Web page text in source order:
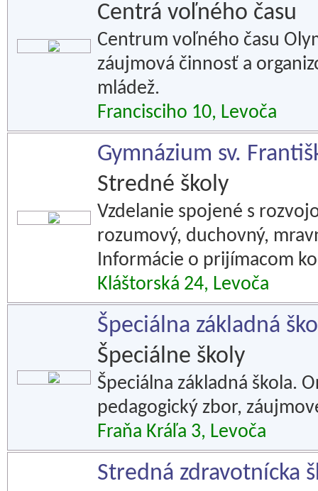
Centrá voľného času
Centrum voľného času
záujmová činnosť a
mládež.
Francisciho 10, Levoča
Gymnázium sv.
Stredné školy
Vzdelanie spojené s
rozumový, duchovný,
Informácie o prijímacom
Kláštorská 24, Levoča
Špeciálna základná
Špeciálne školy
Špeciálna základná škola.
pedagogický zbor,
Fraňa Kráľa 3, Levoča
Stredná zdravotnícka